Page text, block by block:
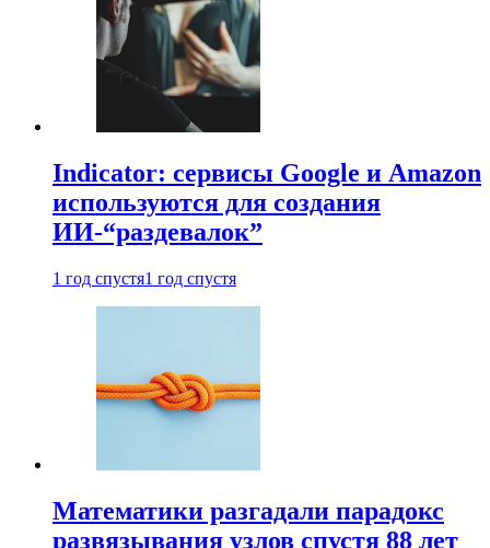
Indicator: сервисы Google и Amazon
используются для создания
ИИ-“раздевалок”
1 год спустя1 год спустя
Математики разгадали парадокс
развязывания узлов спустя 88 лет